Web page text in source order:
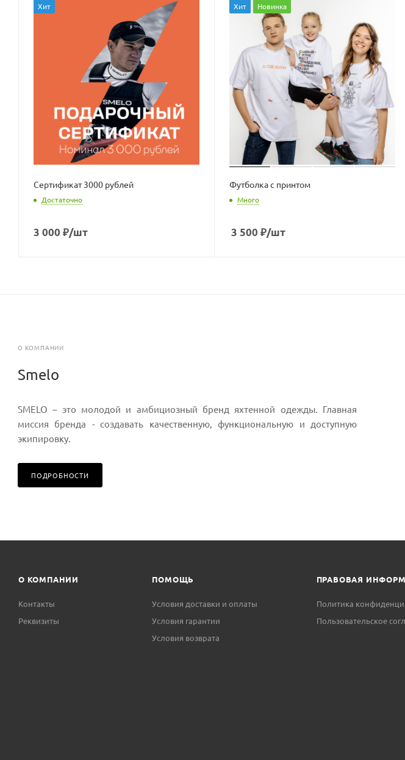
Хит
Сертификат 3000 рублей
Достаточно
3 000 ₽/шт
Хит Новинка
Футболка с принтом
Много
3 500 ₽/шт
О КОМПАНИИ
Smelo
SMELO – это молодой и амбициозный бренд яхтенной одежды. Главная
миссия бренда - создавать качественную, функциональную и доступную
экипировку.
ПОДРОБНОСТИ
О КОМПАНИИ
Контакты
Реквизиты
ПОМОЩЬ
Условия доставки и оплаты
Условия гарантии
Условия возврата
ПРАВОВАЯ
Политика
Пользовательское